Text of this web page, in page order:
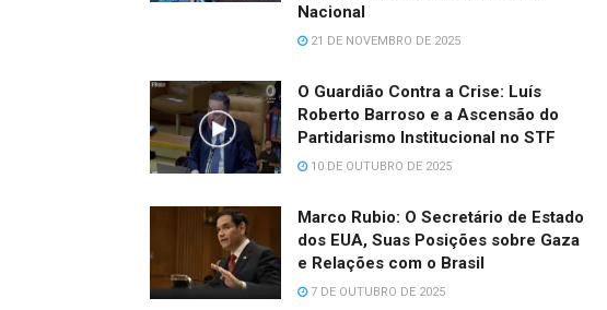
Nacional
21 DE NOVEMBRO DE 2025
O Guardião Contra a Crise: Luís
Roberto Barroso e a Ascensão do
Partidarismo Institucional no STF
10 DE OUTUBRO DE 2025
Marco Rubio: O Secretário de Estado
dos EUA, Suas Posições sobre Gaza
e Relações com o Brasil
7 DE OUTUBRO DE 2025